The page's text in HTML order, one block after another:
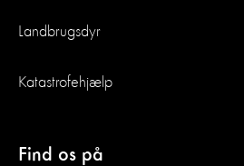
Landbrugsdyr
Katastrofehjælp
Find os på